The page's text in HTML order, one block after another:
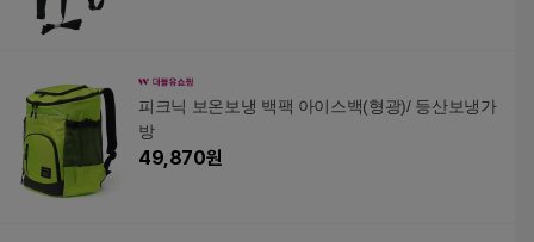
피크닉 보온보냉 백팩 아이스백(형광)/ 등산보냉가
방
49,870원